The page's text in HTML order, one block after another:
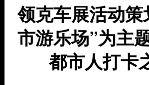
领克车展活动策
市游乐场”为主
都市人打卡